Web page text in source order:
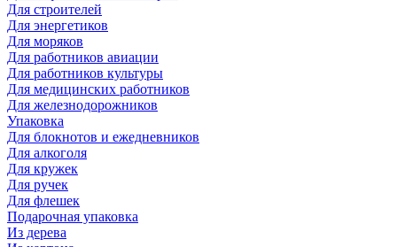
Для строителей
Для энергетиков
Для моряков
Для работников авиации
Для работников культуры
Для медицинских работников
Для железнодорожников
Упаковка
Для блокнотов и ежедневников
Для алкоголя
Для кружек
Для ручек
Для флешек
Подарочная упаковка
Из дерева